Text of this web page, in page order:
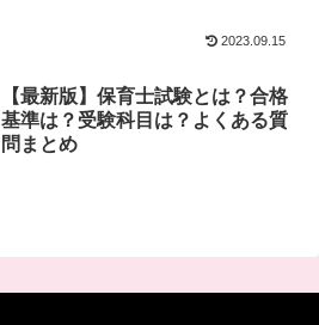
2023.09.15
【最新版】保育士試験とは？合格
基準は？受験科目は？よくある質
問まとめ